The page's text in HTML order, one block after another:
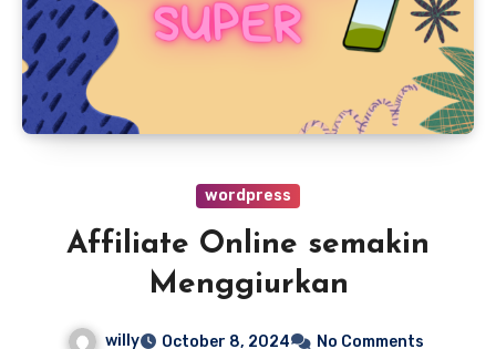
wordpress
Affiliate Online semakin
Menggiurkan
willy October 8, 2024 No Comments